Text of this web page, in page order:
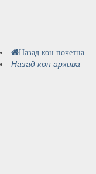
Назад кон почетна
Назад кон архива